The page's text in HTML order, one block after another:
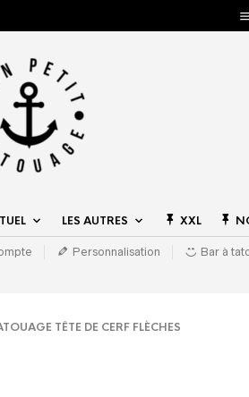
LES AUTRES XXL
Personnalisation Bar à
TÊTE DE CERF FLÈCHES